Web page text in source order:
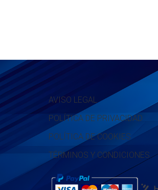
AVISO LEGAL
POLÍTICA DE PRIVACIDAD
POLÍTICA DE COOKIES
TÉRMINOS Y CONDICIONES